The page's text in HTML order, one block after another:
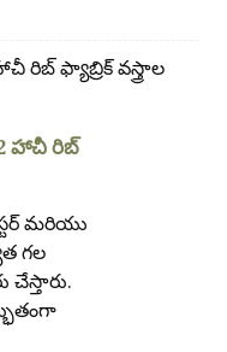
హాచీ రిబ్
మరియు
గల